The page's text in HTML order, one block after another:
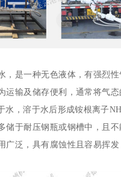
，是一种无色液体，有强烈
运输及储存便利，通常将气
水，溶于水后形成铵根离子
储于耐压钢瓶或钢槽中，且不
广泛，具有腐蚀性且容易挥